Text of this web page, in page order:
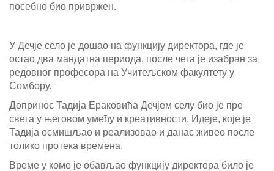
посебно био привржен.
У Дечје село је дошао на функцију директора, где је
остао два мандатна периода, после чега је изабран за
редовног професора на Учитељском факултету у
Сомбору.
Допринос Тадија Ераковића Дечјем селу био је пре
свега у његовом умећу и креативности. Идеје, које је
Тадија осмишљао и реализовао и данас живео после
толико протека времена.
Време у коме је обављао функцију директора било је